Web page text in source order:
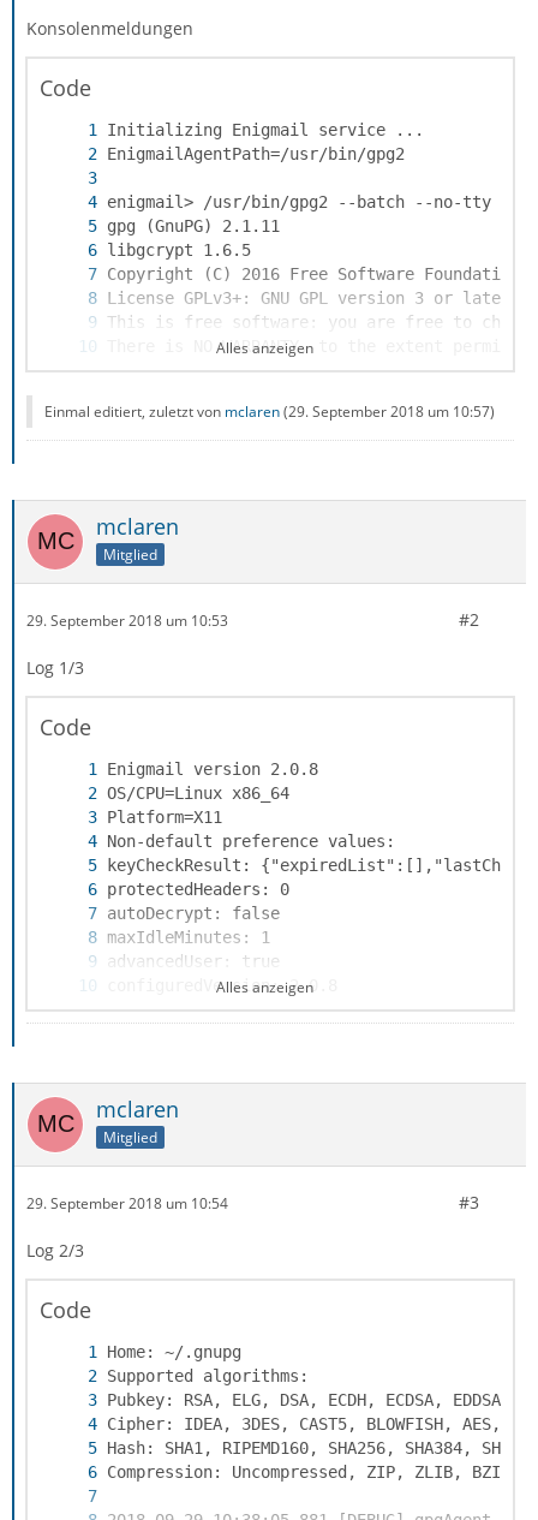
Konsolenmeldungen
Code
Alles anzeigen
Einmal editiert, zuletzt von mclaren(29. September 2018 um 10:57)
mclaren
Mitglied
29. September 2018 um 10:53 #2
Log 1/3
Code
Alles anzeigen
mclaren
Mitglied
29. September 2018 um 10:54 #3
Log 2/3
Code